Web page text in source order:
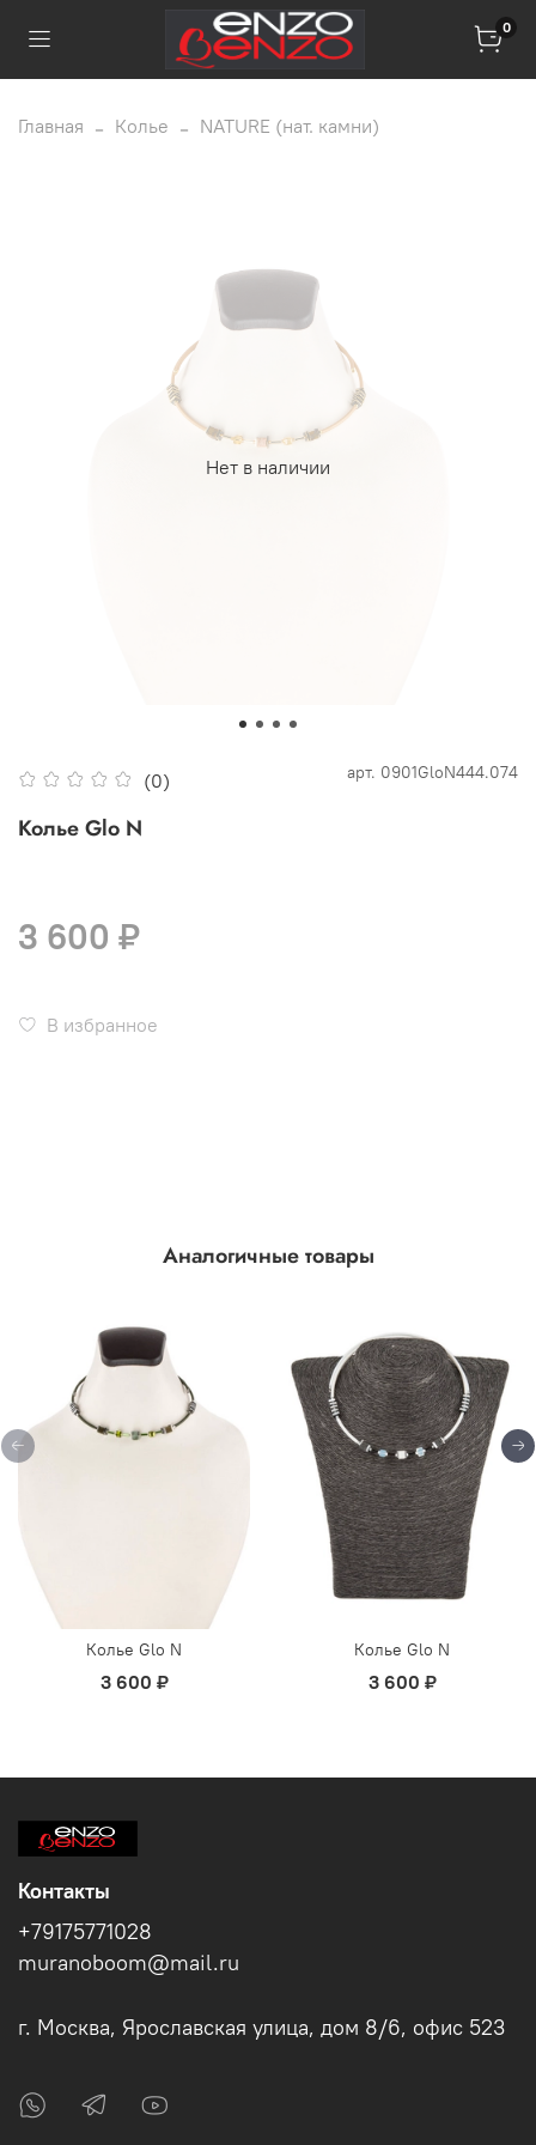
0
Главная Колье NATURE (нат. камни)
Нет в наличии
(0) арт. 0901GloN444.074
Колье Glo N
3 600 ₽
В избранное
Аналогичные товары
Колье Glo N
3 600 ₽
Колье Glo N
3 600 ₽
Контакты
+79175771028
muranoboom@mail.ru
г. Москва, Ярославская улица, дом 8/6, офис 523